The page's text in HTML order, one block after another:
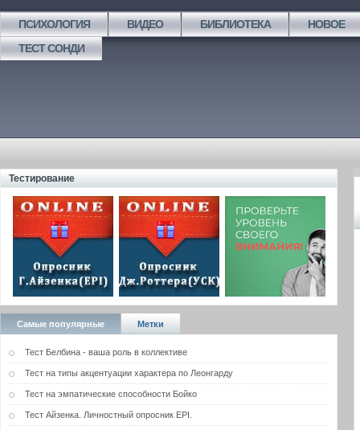
ПСИХОЛОГИЯ ВИДЕО БИБЛИОТЕКА
НОВОЕ
ТЕСТ СОНДИ
Тестирование
Самые популярные Метки
Тест Белбина - ваша роль в коллективе
Тест на типы акцентуации характера по Леонгарду
Тест на эмпатические способности Бойко
Тест Айзенка. Личностный опросник EPI.